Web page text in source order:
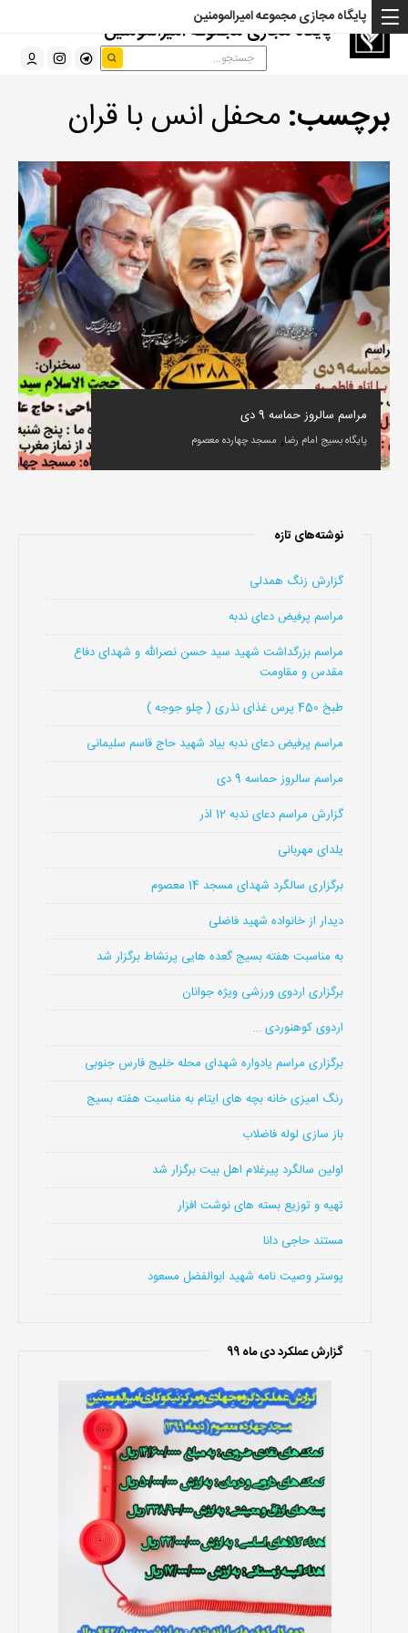
پایگاه مجازی مجموعه امیرالمومنین
پایگاه مجازی مجموعه امیرالمومنین
برچسب: محفل انس با قران
مراسم سالروز حماسه 9 دی
پایگاه بسیج امام رضا, مسجد چهارده معصوم
نوشته‌های تازه
گزارش زنگ همدلی
مراسم پرفیض دعای ندبه
مراسم بزرگداشت شهید سید حسن نصرالله و شهدای دفاع
مقدس و مقاومت
طبخ 450 پرس غذای نذری ( چلو جوجه )
مراسم پرفیض دعای ندبه بیاد شهید حاج قاسم سلیمانی
مراسم سالروز حماسه 9 دی
گزارش مراسم دعای ندبه 12 اذر
یلدای مهربانی
برگزاری سالگرد شهدای مسجد 14 معصوم
دیدار از خانواده شهید فاضلی
به مناسبت هفته بسیج گعده هایی پرنشاط برگزار شد
برگزاری اردوی ورزشی ویژه جوانان
اردوی کوهنوردی …
برگزاری مراسم یادواره شهدای محله خلیج فارس جنوبی
رنگ امیزی خانه بچه های ایتام به مناسبت هفته بسیج
باز سازی لوله فاضلاب
اولین سالگرد پیرغلام اهل بیت برگزار شد
تهیه و توزیع بسته های نوشت افزار
مستند حاجی دانا
پوستر وصیت نامه شهید ابوالفضل مسعود
گزارش عملکرد دی ماه 99